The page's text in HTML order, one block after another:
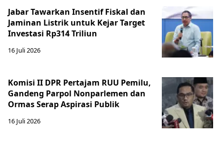
Jabar Tawarkan Insentif Fiskal dan
Jaminan Listrik untuk Kejar Target
Investasi Rp314 Triliun
16 Juli 2026
Komisi II DPR Pertajam RUU Pemilu,
Gandeng Parpol Nonparlemen dan
Ormas Serap Aspirasi Publik
16 Juli 2026